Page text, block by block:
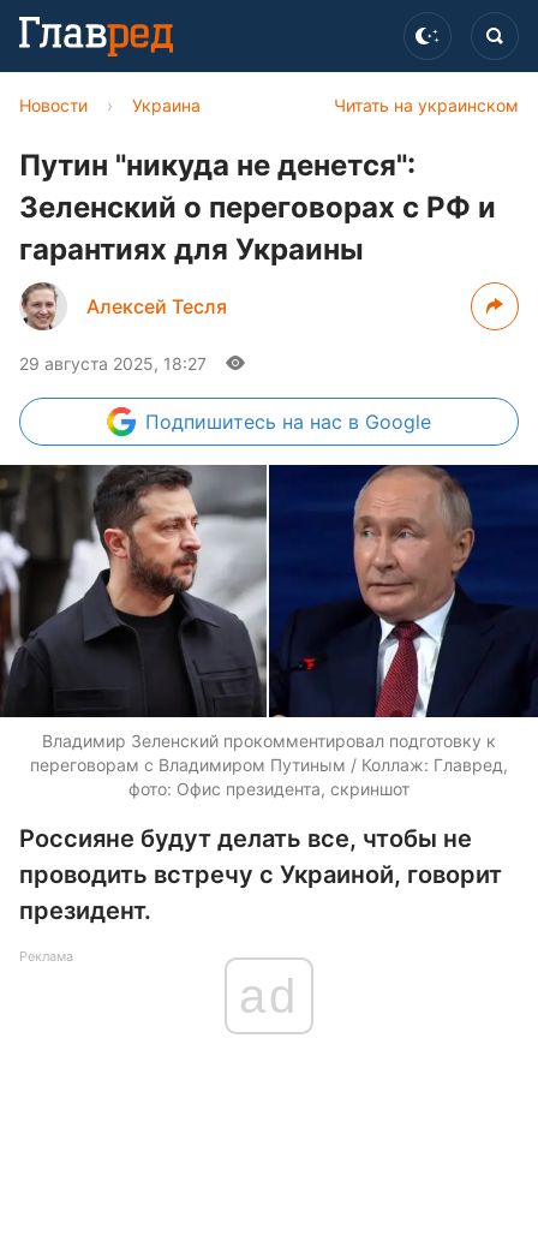
Читать на украинском
Новости › Украина
Путин "никуда не денется":
Зеленский о переговорах с РФ и
гарантиях для Украины
Алексей Тесля
29 августа 2025, 18:27
Подпишитесь на нас в Google
Владимир Зеленский прокомментировал подготовку к
переговорам с Владимиром Путиным / Коллаж: Главред,
фото: Офис президента, скриншот
Россияне будут делать все, чтобы не
проводить встречу с Украиной, говорит
президент.
Реклама
ad